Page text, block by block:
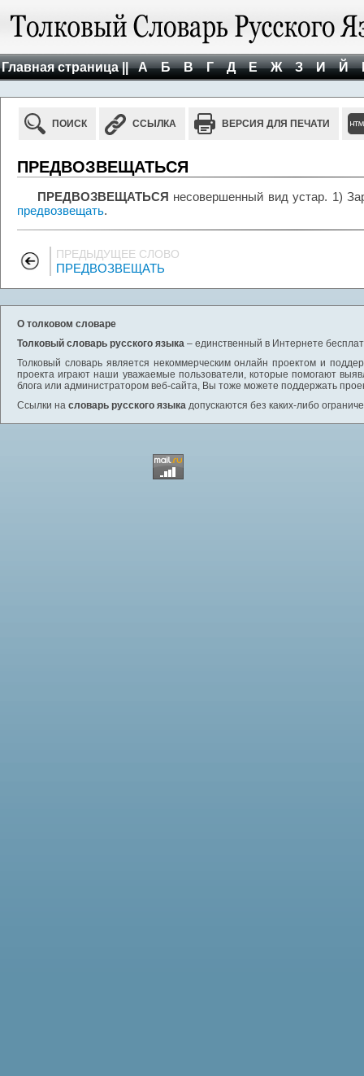
Главная страница || А Б В Г Д Е Ж З И Й
ПОИСК ССЫЛКА ВЕРСИЯ ДЛЯ ПЕЧАТИ
ПРЕДВОЗВЕЩАТЬСЯ
ПРЕДВОЗВЕЩАТЬСЯ несовершенный вид устар. 1)
предвозвещать.
ПРЕДЫДУЩЕЕ СЛОВО
ПРЕДВОЗВЕЩАТЬ
О толковом словаре
Толковый словарь русского языка – единственный в Интернете
Толковый словарь является некоммерческим онлайн проектом и
проекта играют наши уважаемые пользователи, которые помогают
блога или администратором веб-сайта, Вы тоже можете поддержать
Ссылки на словарь русского языка допускаются без каких-либо